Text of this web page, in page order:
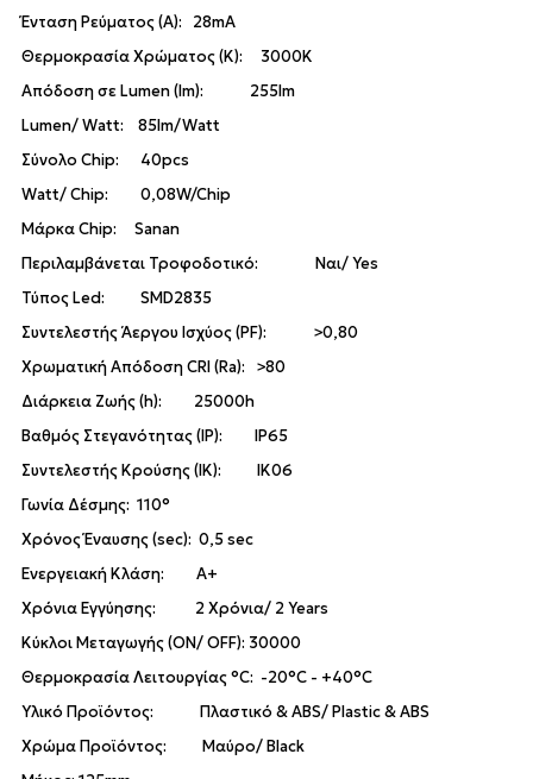
Ένταση Ρεύματος (Α): 28mA
Θερμοκρασία Χρώματος (K): 3000K
Απόδοση σεLumen (lm): 255lm
Lumen/ Watt: 85lm/Watt
ΣύνολοChip: 40pcs
Watt/ Chip: 0,08W/Chip
Μάρκα Chip: Sanan
Περιλαμβάνεται Τροφοδοτικό: Ναι/ Yes
Τύπος Led: SMD2835
Συντελεστής Άεργου Ισχύος (PF): >0,80
Χρωματική Απόδοση CRI (Ra): >80
Διάρκεια Ζωής (h): 25000h
Βαθμός Στεγανότητας (IP): IP65
Συντελεστής Κρούσης (IK): IK06
Γωνία Δέσμης: 110°
Χρόνος Έναυσης (sec): 0,5 sec
Ενεργειακή Κλάση: A+
Χρόνια Εγγύησης: 2 Χρόνια/ 2 Years
Κύκλοι Μεταγωγής (ON/ OFF): 30000
Θερμοκρασία Λειτουργίας °C: -20°C - +40°C
Υλικό Προϊόντος: Πλαστικό & ABS/ Plastic & ABS
Χρώμα Προϊόντος: Μαύρο/ Black